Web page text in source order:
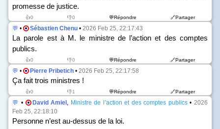
promesse de justice.
👍0 👎0 💬Répondre 🔗Partager
💬 • Sébastien Chenu • 2026 Feb 25, 22:17:43
La parole est à M. le ministre de l’action et des comptes
publics.
👍0 👎0 💬Répondre 🔗Partager
💬 • Pierre Pribetich • 2026 Feb 25, 22:17:58
Ça fait trois ministres !
👍0 👎1 💬Répondre 🔗Partager
💬 • David Amiel , Ministre de l’action et des comptes publics•2026
Feb 25, 22:18:10
Personne n’est au-dessus de la loi.